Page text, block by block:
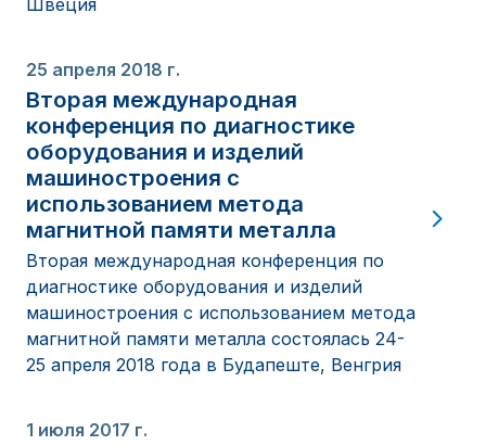
Швеция
25 апреля 2018 г.
Вторая международная
конференция по диагностике
оборудования и изделий
машиностроения с
использованием метода
магнитной памяти металла
Вторая международная конференция по
диагностике оборудования и изделий
машиностроения с использованием метода
магнитной памяти металла состоялась 24-
25 апреля 2018 года в Будапеште, Венгрия
1 июля 2017 г.